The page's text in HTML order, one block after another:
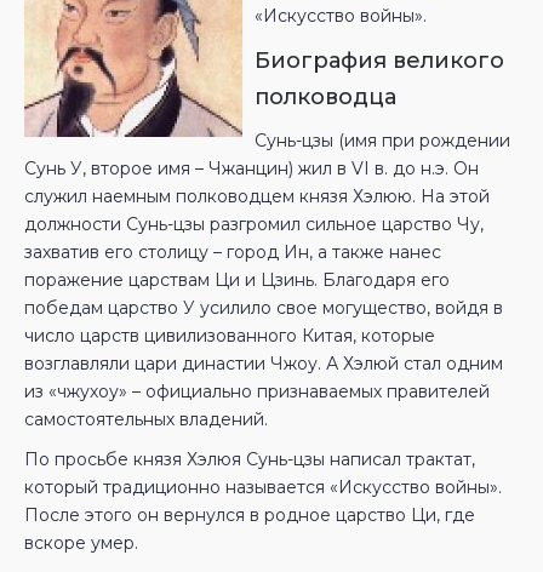
«Искусство войны».
Биография великого
полководца
Сунь-цзы (имя при рождении
Сунь У, второе имя – Чжанцин) жил в VI в. до н.э. Он
служил наемным полководцем князя Хэлюю. На этой
должности Сунь-цзы разгромил сильное царство Чу,
захватив его столицу – город Ин, а также нанес
поражение царствам Ци и Цзинь. Благодаря его
победам царство У усилило свое могущество, войдя в
число царств цивилизованного Китая, которые
возглавляли цари династии Чжоу. А Хэлюй стал одним
из «чжухоу» – официально признаваемых правителей
самостоятельных владений.
По просьбе князя Хэлюя Сунь-цзы написал трактат,
который традиционно называется «Искусство войны».
После этого он вернулся в родное царство Ци, где
вскоре умер.